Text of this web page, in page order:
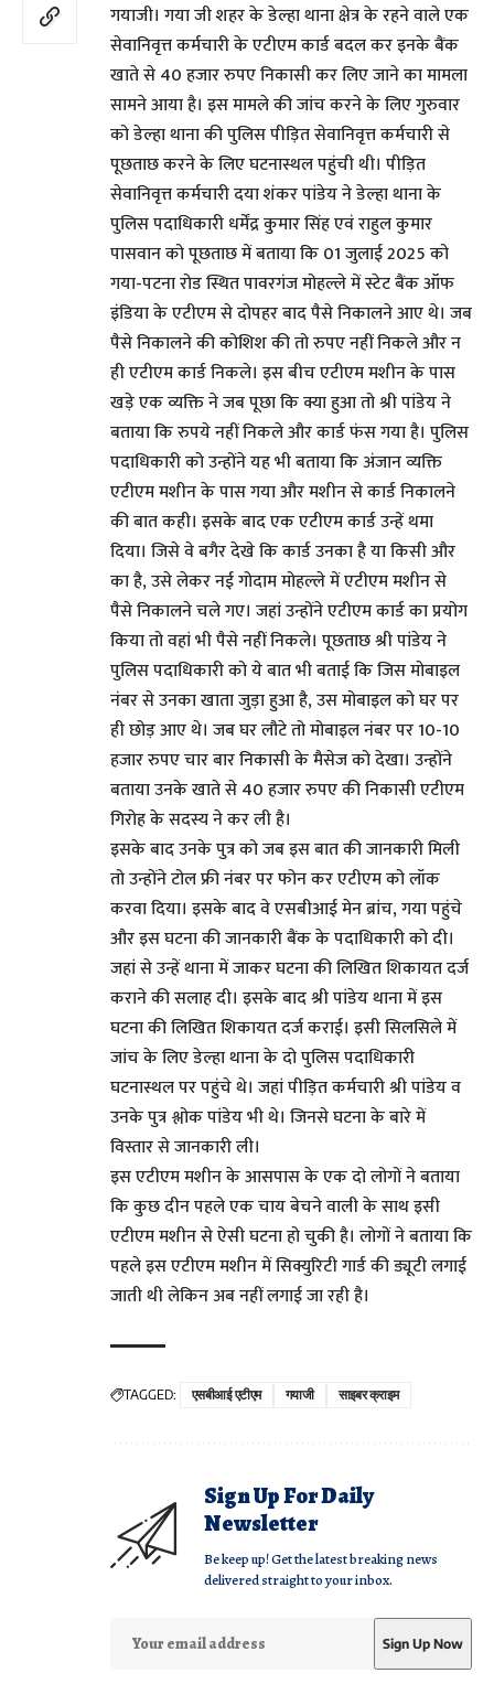
गयाजी। गया जी शहर के डेल्हा थाना क्षेत्र के रहने वाले एक
सेवानिवृत्त कर्मचारी के एटीएम कार्ड बदल कर इनके बैंक
खाते से 40 हजार रुपए निकासी कर लिए जाने का मामला
सामने आया है। इस मामले की जांच करने के लिए गुरुवार
को डेल्हा थाना की पुलिस पीड़ित सेवानिवृत्त कर्मचारी से
पूछताछ करने के लिए घटनास्थल पहुंची थी। पीड़ित
सेवानिवृत्त कर्मचारी दया शंकर पांडेय ने डेल्हा थाना के
पुलिस पदाधिकारी धर्मेंद्र कुमार सिंह एवं राहुल कुमार
पासवान को पूछताछ में बताया कि 01 जुलाई 2025 को
गया-पटना रोड स्थित पावरगंज मोहल्ले में स्टेट बैंक ऑफ
इंडिया के एटीएम से दोपहर बाद पैसे निकालने आए थे। जब
पैसे निकालने की कोशिश की तो रुपए नहीं निकले और न
ही एटीएम कार्ड निकले। इस बीच एटीएम मशीन के पास
खड़े एक व्यक्ति ने जब पूछा कि क्या हुआ तो श्री पांडेय ने
बताया कि रुपये नहीं निकले और कार्ड फंस गया है। पुलिस
पदाधिकारी को उन्होंने यह भी बताया कि अंजान व्यक्ति
एटीएम मशीन के पास गया और मशीन से कार्ड निकालने
की बात कही। इसके बाद एक एटीएम कार्ड उन्हें थमा
दिया। जिसे वे बगैर देखे कि कार्ड उनका है या किसी और
का है, उसे लेकर नई गोदाम मोहल्ले में एटीएम मशीन से
पैसे निकालने चले गए। जहां उन्होंने एटीएम कार्ड का प्रयोग
किया तो वहां भी पैसे नहीं निकले। पूछताछ श्री पांडेय ने
पुलिस पदाधिकारी को ये बात भी बताई कि जिस मोबाइल
नंबर से उनका खाता जुड़ा हुआ है, उस मोबाइल को घर पर
ही छोड़ आए थे। जब घर लौटे तो मोबाइल नंबर पर 10-10
हजार रुपए चार बार निकासी के मैसेज को देखा। उन्होंने
बताया उनके खाते से 40 हजार रुपए की निकासी एटीएम
गिरोह के सदस्य ने कर ली है।
इसके बाद उनके पुत्र को जब इस बात की जानकारी मिली
तो उन्होंने टोल फ्री नंबर पर फोन कर एटीएम को लॉक
करवा दिया। इसके बाद वे एसबीआई मेन ब्रांच, गया पहुंचे
और इस घटना की जानकारी बैंक के पदाधिकारी को दी।
जहां से उन्हें थाना में जाकर घटना की लिखित शिकायत दर्ज
कराने की सलाह दी। इसके बाद श्री पांडेय थाना में इस
घटना की लिखित शिकायत दर्ज कराई। इसी सिलसिले में
जांच के लिए डेल्हा थाना के दो पुलिस पदाधिकारी
घटनास्थल पर पहुंचे थे। जहां पीड़ित कर्मचारी श्री पांडेय व
उनके पुत्र श्लोक पांडेय भी थे। जिनसे घटना के बारे में
विस्तार से जानकारी ली।
इस एटीएम मशीन के आसपास के एक दो लोगों ने बताया
कि कुछ दीन पहले एक चाय बेचने वाली के साथ इसी
एटीएम मशीन से ऐसी घटना हो चुकी है। लोगों ने बताया कि
पहले इस एटीएम मशीन में सिक्युरिटी गार्ड की ड्यूटी लगाई
जाती थी लेकिन अब नहीं लगाई जा रही है।
TAGGED: एसबीआई एटीएम गयाजी साइबर क्राइम
Sign Up For Daily
Newsletter
Be keep up! Get the latest breaking news
delivered straight to your inbox.